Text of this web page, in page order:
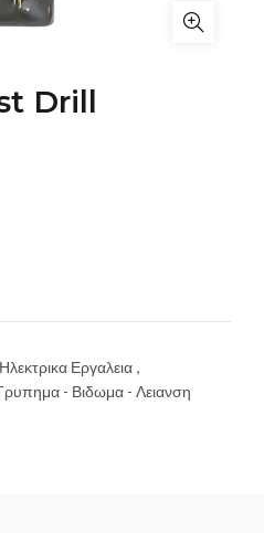
Drill
Εργαλεια ,
- Βιδωμα - Λειανση